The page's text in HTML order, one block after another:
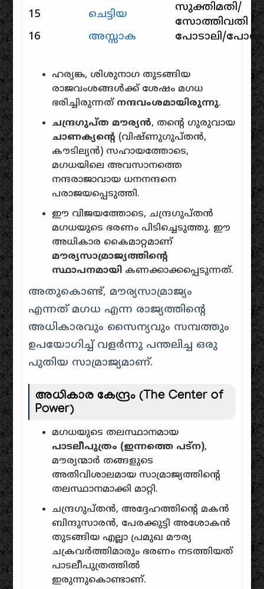
15
ചെട്ടിയ
സുക്തിമതി/
സോത്തിവതി
16
അസ്സാക പോടാലി/
ഹര്യങ്ക, ശിശുനാഗ തുടങ്ങിയ
രാജവംശങ്ങൾക്ക് ശേഷം മഗധ
ഭരിച്ചിരുന്നത് നന്ദവംശമായിരുന്നു.
ചന്ദ്രഗുപ്ത മൗര്യൻ, തന്റെ ഗുരുവായ
ചാണക്യന്റെ (വിഷ്ണുഗുപ്തൻ,
കൗടില്യൻ) സഹായത്തോടെ,
മഗധയിലെ അവസാനത്തെ
നന്ദരാജാവായ ധനനന്ദനെ
പരാജയപ്പെടുത്തി.
ഈ വിജയത്തോടെ, ചന്ദ്രഗുപ്തൻ
മഗധയുടെ ഭരണം പിടിച്ചെടുത്തു. ഈ
അധികാര കൈമാറ്റമാണ്
മൗര്യസാമ്രാജ്യത്തിന്റെ
സ്ഥാപനമായി കണക്കാക്കപ്പെടുന്നത്.
അതുകൊണ്ട്, മൗര്യസാമ്രാജ്യം
എന്നത് മഗധ എന്ന രാജ്യത്തിന്റെ
അധികാരവും സൈന്യവും സമ്പത്തും
ഉപയോഗിച്ച് വളർന്നു പന്തലിച്ച ഒരു
പുതിയ സാമ്രാജ്യമാണ്.
അധികാര കേന്ദ്രം (The Center of
Power)
മഗധയുടെ തലസ്ഥാനമായ
പാടലീപുത്രം (ഇന്നത്തെ പട്ന),
മൗര്യന്മാർ തങ്ങളുടെ
അതിവിശാലമായ സാമ്രാജ്യത്തിന്റെ
തലസ്ഥാനമാക്കി മാറ്റി.
ചന്ദ്രഗുപ്തൻ, അദ്ദേഹത്തിന്റെ മകൻ
ബിന്ദുസാരൻ, പേരക്കുട്ടി അശോകൻ
തുടങ്ങിയ എല്ലാ പ്രമുഖ മൗര്യ
ചക്രവർത്തിമാരും ഭരണം നടത്തിയത്
പാടലീപുത്രത്തിൽ
ഇരുന്നുകൊണ്ടാണ്.